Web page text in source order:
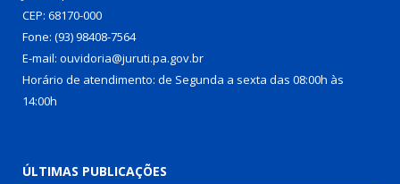
CEP: 68170-000
Fone: (93) 98408-7564
E-mail: ouvidoria@juruti.pa.gov.br
Horário de atendimento: de Segunda a sexta das 08:00h às
14:00h
ÚLTIMAS PUBLICAÇÕES